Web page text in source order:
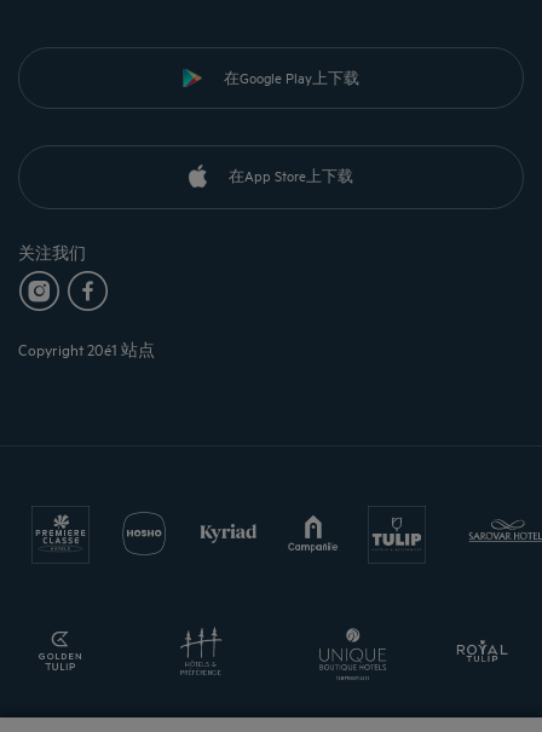
在Google Play上下载
在App Store上下载
关注我们
Copyright 20é1 站点